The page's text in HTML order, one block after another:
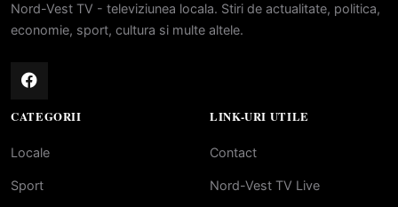
Nord-Vest TV - televiziunea locala. Stiri de actualitate, politica,
economie, sport, cultura si multe altele.
CATEGORII
Locale
Sport
LINK-URI UTILE
Contact
Nord-Vest TV Live